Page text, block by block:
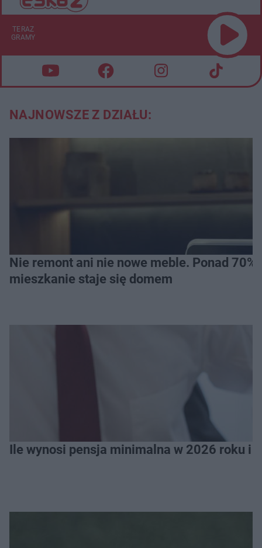
TERAZ
GRAMY
NAJNOWSZE Z DZIAŁU:
Nie remont ani nie nowe meble. Ponad
mieszkanie staje się domem
Ile wynosi pensja minimalna w 2026 roku i